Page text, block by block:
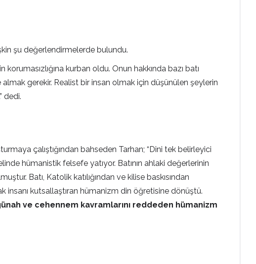
şu değerlendirmelerde bulundu.
kurban oldu. Onun hakkında bazı batı
gerekir. Realist bir insan olmak için düşünülen şeylerin
dedi.
çalıştığından bahseden Tarhan; “Dini tek belirleyici
hümanistik felsefe yatıyor. Batının ahlaki değerlerinin
Batı, Katolik katılığından ve kilise baskısından
insanı kutsallaştıran hümanizm din öğretisine dönüştü.
ve cehennem kavramlarını reddeden hümanizm